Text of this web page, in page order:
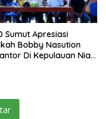
Sumut Apresiasi
Bobby Nasution
Di Kepulauan Nias,